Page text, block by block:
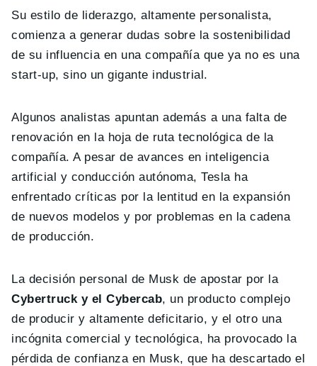
Su estilo de liderazgo, altamente personalista,
comienza a generar dudas sobre la sostenibilidad
de su influencia en una compañía que ya no es una
start-up, sino un gigante industrial.
Algunos analistas apuntan además a una falta de
renovación en la hoja de ruta tecnológica de la
compañía. A pesar de avances en inteligencia
artificial y conducción autónoma, Tesla ha
enfrentado críticas por la lentitud en la expansión
de nuevos modelos y por problemas en la cadena
de producción.
La decisión personal de Musk de apostar por la
Cybertruck y el Cybercab, un producto complejo
de producir y altamente deficitario, y el otro una
incógnita comercial y tecnológica, ha provocado la
pérdida de confianza en Musk, que ha descartado el